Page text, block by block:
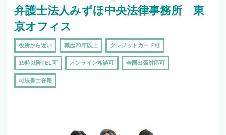
弁護士法人みずほ中央法律事務所 東
京オフィス
役所から近い 職歴20年以上 クレジットカード可
19時以降TEL可 オンライン相談可 全国出張対応可
司法書士在籍